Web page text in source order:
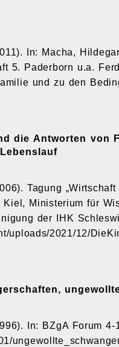
In: Macha,
5. Paderborn u.a.
und zu den
die Antworten von
Tagung
Ministerium für
der IHK
uploads/2021/12/
In: BZgA Forum